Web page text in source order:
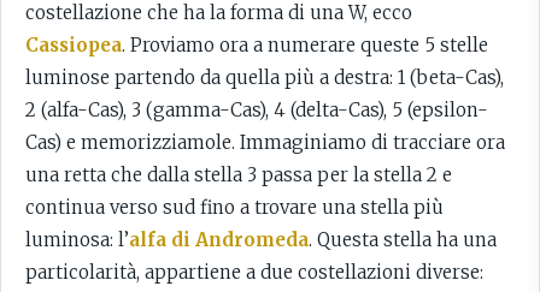
costellazione che ha la forma di una W, ecco
Cassiopea. Proviamo ora a numerare queste 5 stelle
luminose partendo da quella più a destra: 1 (beta-Cas),
2 (alfa-Cas), 3 (gamma-Cas), 4 (delta-Cas), 5 (epsilon-
Cas) e memorizziamole. Immaginiamo di tracciare ora
una retta che dalla stella 3 passa per la stella 2 e
continua verso sud fino a trovare una stella più
luminosa: l’alfa di Andromeda. Questa stella ha una
particolarità, appartiene a due costellazioni diverse: